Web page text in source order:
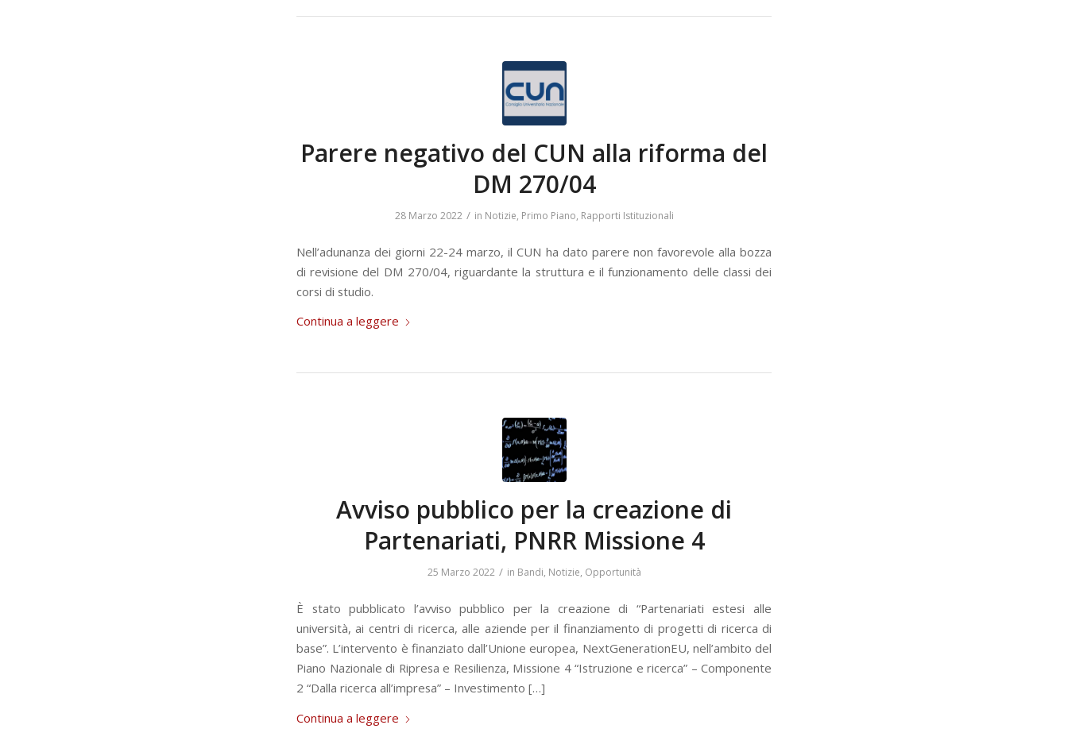
Parere negativo del CUN alla riforma del
DM 270/04
28 Marzo 2022 / in Notizie, Primo Piano, Rapporti Istituzionali
Nell’adunanza dei giorni 22-24 marzo, il CUN ha dato parere non favorevole alla bozza
di revisione del DM 270/04, riguardante la struttura e il funzionamento delle classi dei
corsi di studio.
Continua a leggere
Avviso pubblico per la creazione di
Partenariati, PNRR Missione 4
25 Marzo 2022 / in Bandi, Notizie, Opportunità
È stato pubblicato l’avviso pubblico per la creazione di “Partenariati estesi alle
università, ai centri di ricerca, alle aziende per il finanziamento di progetti di ricerca di
base”. L’intervento è finanziato dall’Unione europea, NextGenerationEU, nell’ambito del
Piano Nazionale di Ripresa e Resilienza, Missione 4 “Istruzione e ricerca” – Componente
2 “Dalla ricerca all’impresa” – Investimento […]
Continua a leggere